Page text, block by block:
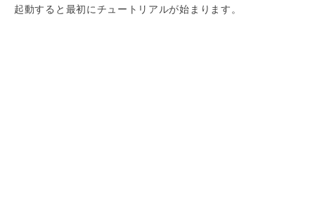
起動すると最初にチュートリアルが始まります。